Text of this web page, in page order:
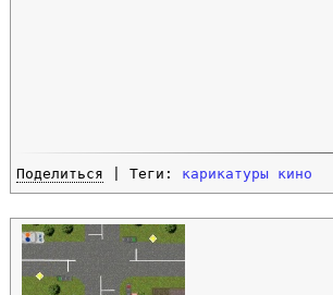
Поделиться | Теги: карикатуры кино